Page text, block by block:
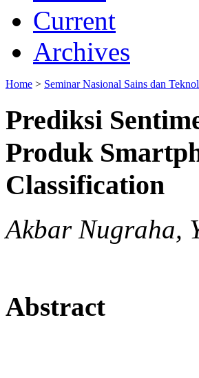
Current
Archives
Home > Seminar Nasional Sains dan
Prediksi
Produk
Classification
Akbar Nugraha,
Abstract